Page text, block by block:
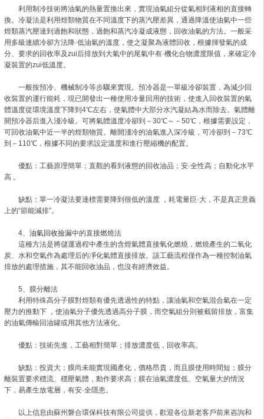
利用制冷技術將油氣的熱量置換出來，實現油氣組分從氣相到液相的直接轉
換。冷凝法是利用烴類物質在不同溫度下的蒸汽壓差異，通過降溫使油氣中一些
烴類蒸汽壓達到過飽和狀態，過飽和蒸汽冷凝成液態，回收油氣的方法。一般采
用多級連續冷卻方法降·低油氣的溫度，使之凝聚為液體回收，根據揮發氣的成
分、要求的回收率及zui后排放到大氣中的尾氣中有·機化合物濃度限值，來確定冷
凝裝置的zui低溫度。
一般按預冷、機械制冷等步驟來實現。預冷器是一單級冷卻裝置，為減少回
收裝置的運行能耗，現已開發出一種使用冷量回用的技術，使進入回收裝置的氣
體溫度從環境溫度下降到4℃左右，使氣體中大部分水汽凝結為水而除去。氣體離
開預冷器后進入淺冷級。可將氣體溫度冷卻到－30℃～－50℃，根據需要設定，
可回收油氣中近一半的烴類物質。離開淺冷的油氣進入深冷級，可冷卻到－73℃
到－110℃，根據不同的要求設定溫度和進行壓縮機的配置。
優點：工藝原理簡單；直觀的看到液態的回收油品；安·全性高；自動化水平
高 。
缺點：單一冷凝法要達標需要降到很低的溫度 ，耗電量巨·大，不是真正意義
上的“節能減排”。
4、 油氣回收撿漏中的直接燃燒法
這種方法是將儲運過程中產生的含烴氣體直接氧化燃燒，燃燒產生的二氧化
炭、水和空氣作為處理后的凈化氣體直接排放。該工藝流程僅作為一種控制油氣
排放的處理措施，其不能回收油品，也沒有經濟效益。
5、膜分離法
利用特殊高分子膜對烴類有優先透過性的特點，讓油氣和空氣混合氣在一定
壓力的推動下 ，使油氣分子優先透過高分子膜，而空氣組分則被截留排放，富集
的油氣傳輸回油罐或用其他方法液化。
優點：技術先進，工藝相對簡單；排放濃度低，回收率高。
缺點：投資大；膜尚未能實現國產化，價格昂貴，而且膜使用時間短；膜分
離裝置要求穩流、穩壓氣體，動作要求高；膜在油氣濃度低、空氣量大的情況
下，易產生放電層，有安·全隱患。
以上信息由蘇州磐合環保科技有限公司提供，歡迎各位新老客戶前來咨詢和